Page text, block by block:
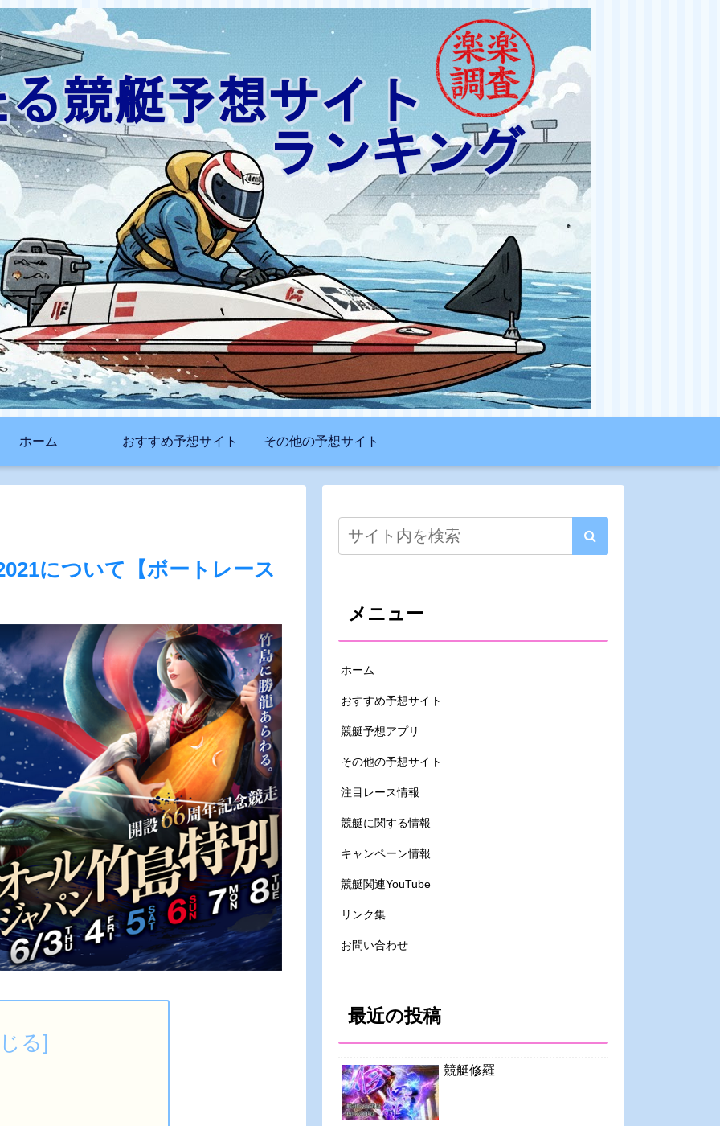
ホーム おすすめ予想サイト その他の予想サイト
について【ボートレース
メニュー
ホーム
おすすめ予想サイト
競艇予想アプリ
その他の予想サイト
注目レース情報
競艇に関する情報
キャンペーン情報
競艇関連YouTube
リンク集
お問い合わせ
最近の投稿
競艇修羅